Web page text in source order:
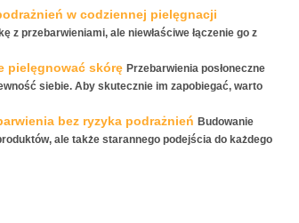
w codziennej pielęgnacji
przebarwieniami, ale niewłaściwe łączenie go z
pielęgnować skórę Przebarwienia posłoneczne
siebie. Aby skutecznie im zapobiegać, warto
bez ryzyka podrażnień Budowanie
ale także starannego podejścia do każdego